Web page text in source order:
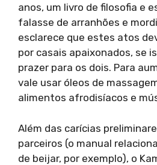
anos, um livro de filosofia e
falasse de arranhões e
esclarece que estes atos
por casais apaixonados, se
prazer para os dois. Para
vale usar óleos de
alimentos afrodisíacos e
Além das carícias
parceiros (o manual
de beijar, por exemplo), o